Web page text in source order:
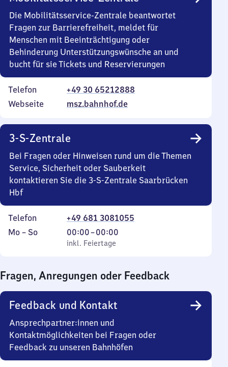
Die Mobilitätsservice-Zentrale beantwortet
Fragen zur Barrierefreiheit, meldet für
Menschen mit Beeinträchtigung oder
Behinderung Unterstützungswünsche an und
bucht für sie Tickets und Reservierungen
Telefon
+49 30 65212888
Webseite
msz.bahnhof.de
3-S-Zentrale
Bei Fragen oder Hinweisen rund um die Themen
Service, Sicherheit oder Sauberkeit
kontaktieren Sie die 3-S-Zentrale Saarbrücken
Hbf
Telefon
+49 681 3081055
Montag
Mo – So,
inkl. Feiertage
00:00–00:00
Von
0
0
Uhr
inkl. Feiertage
Fragen, Anregungen oder Feedback
Feedback und Kontakt
Ansprechpartner:innen und
Kontaktmöglichkeiten bei Fragen oder
Feedback zu unseren Bahnhöfen